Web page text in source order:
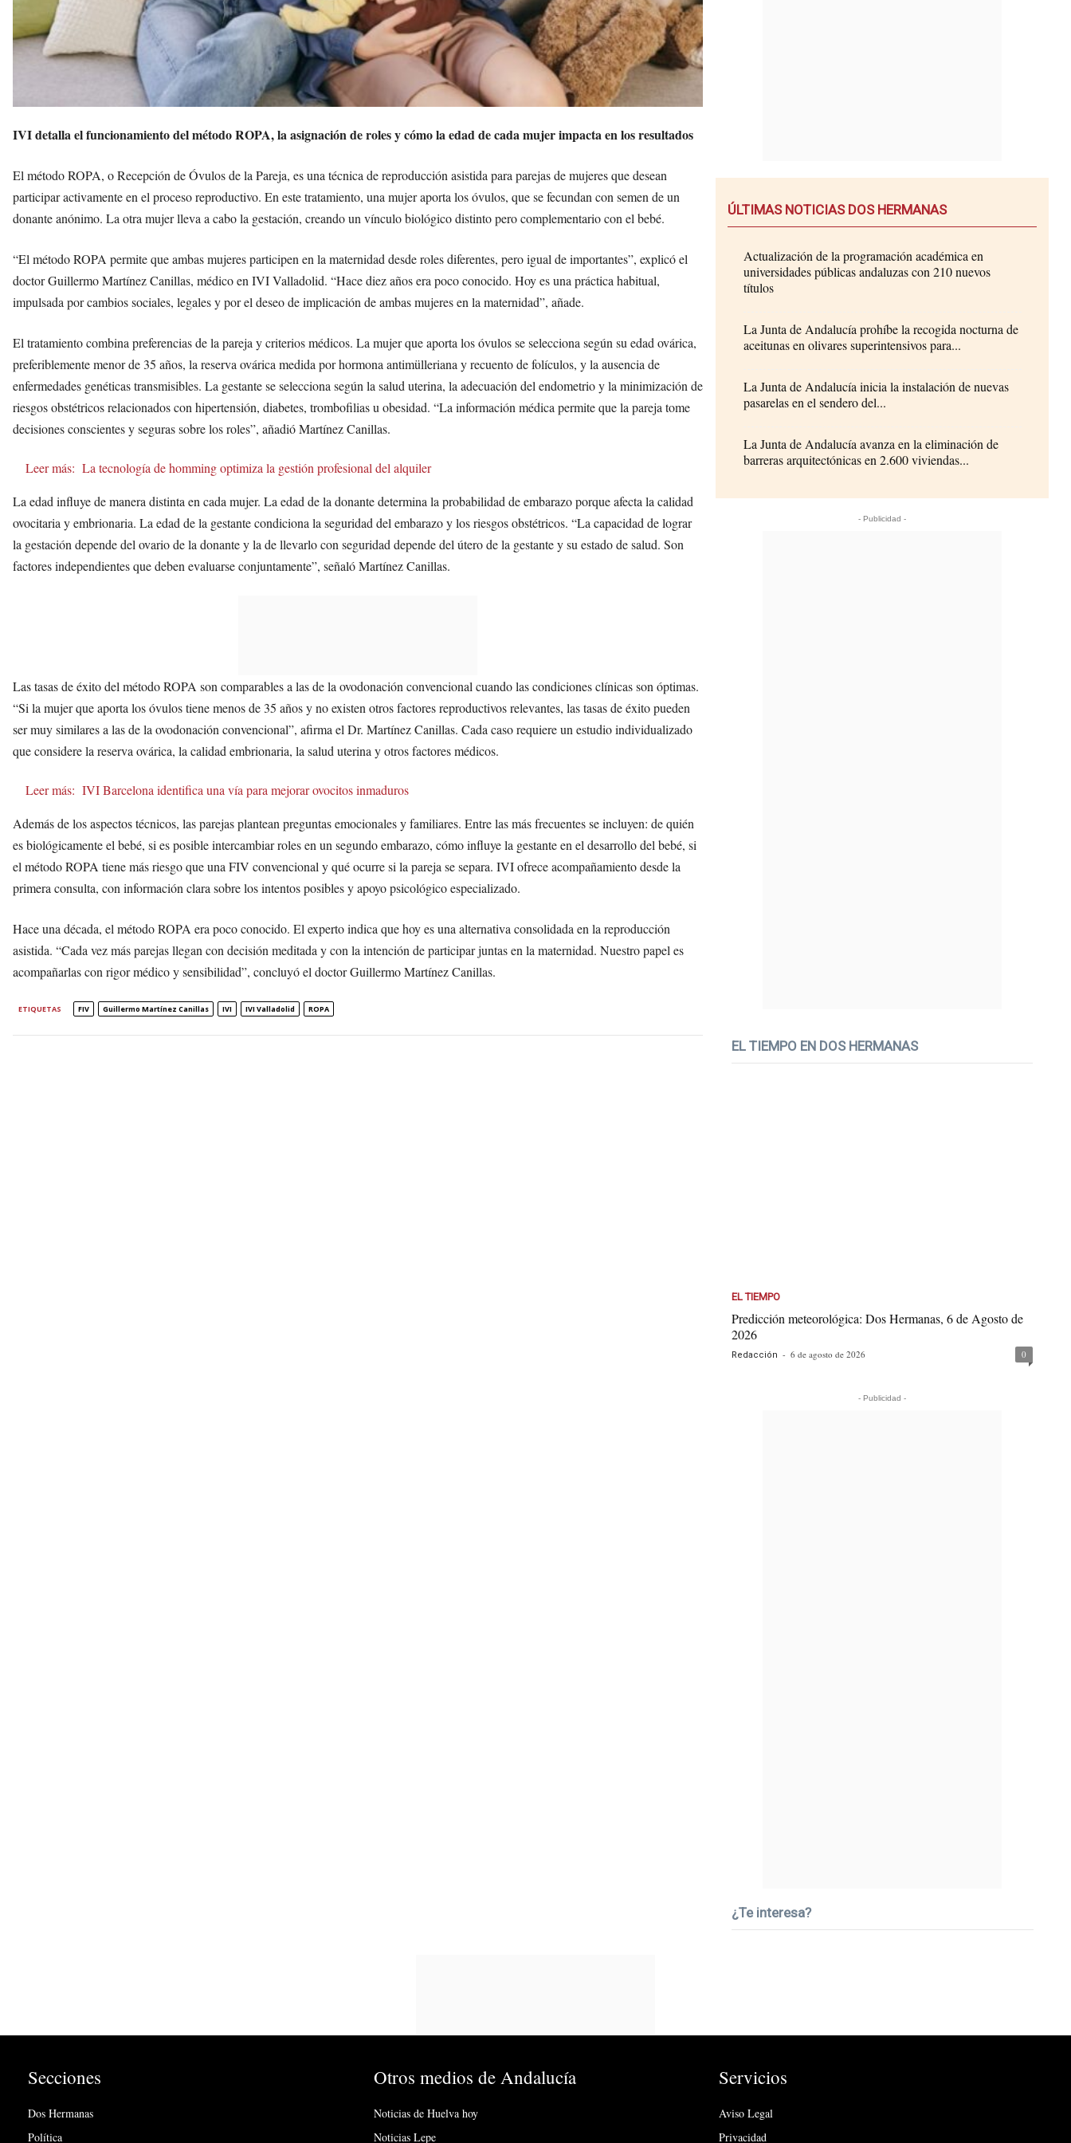
IVI detalla el funcionamiento del método ROPA, la asignación de roles y cómo la edad de cada mujer impacta en los resultados
El método ROPA, o Recepción de Óvulos de la Pareja, es una técnica de reproducción asistida para parejas de mujeres que desean
participar activamente en el proceso reproductivo. En este tratamiento, una mujer aporta los óvulos, que se fecundan con semen de un
donante anónimo. La otra mujer lleva a cabo la gestación, creando un vínculo biológico distinto pero complementario con el bebé.
“El método ROPA permite que ambas mujeres participen en la maternidad desde roles diferentes, pero igual de importantes”, explicó el
doctor Guillermo Martínez Canillas, médico en IVI Valladolid. “Hace diez años era poco conocido. Hoy es una práctica habitual,
impulsada por cambios sociales, legales y por el deseo de implicación de ambas mujeres en la maternidad”, añade.
El tratamiento combina preferencias de la pareja y criterios médicos. La mujer que aporta los óvulos se selecciona según su edad ovárica,
preferiblemente menor de 35 años, la reserva ovárica medida por hormona antimülleriana y recuento de folículos, y la ausencia de
enfermedades genéticas transmisibles. La gestante se selecciona según la salud uterina, la adecuación del endometrio y la minimización de
riesgos obstétricos relacionados con hipertensión, diabetes, trombofilias u obesidad. “La información médica permite que la pareja tome
decisiones conscientes y seguras sobre los roles”, añadió Martínez Canillas.
Leer más: La tecnología de homming optimiza la gestión profesional del alquiler
La edad influye de manera distinta en cada mujer. La edad de la donante determina la probabilidad de embarazo porque afecta la calidad
ovocitaria y embrionaria. La edad de la gestante condiciona la seguridad del embarazo y los riesgos obstétricos. “La capacidad de lograr
la gestación depende del ovario de la donante y la de llevarlo con seguridad depende del útero de la gestante y su estado de salud. Son
factores independientes que deben evaluarse conjuntamente”, señaló Martínez Canillas.
Las tasas de éxito del método ROPA son comparables a las de la ovodonación convencional cuando las condiciones clínicas son óptimas.
“Si la mujer que aporta los óvulos tiene menos de 35 años y no existen otros factores reproductivos relevantes, las tasas de éxito pueden
ser muy similares a las de la ovodonación convencional”, afirma el Dr. Martínez Canillas. Cada caso requiere un estudio individualizado
que considere la reserva ovárica, la calidad embrionaria, la salud uterina y otros factores médicos.
Leer más: IVI Barcelona identifica una vía para mejorar ovocitos inmaduros
Además de los aspectos técnicos, las parejas plantean preguntas emocionales y familiares. Entre las más frecuentes se incluyen: de quién
es biológicamente el bebé, si es posible intercambiar roles en un segundo embarazo, cómo influye la gestante en el desarrollo del bebé, si
el método ROPA tiene más riesgo que una FIV convencional y qué ocurre si la pareja se separa. IVI ofrece acompañamiento desde la
primera consulta, con información clara sobre los intentos posibles y apoyo psicológico especializado.
Hace una década, el método ROPA era poco conocido. El experto indica que hoy es una alternativa consolidada en la reproducción
asistida. “Cada vez más parejas llegan con decisión meditada y con la intención de participar juntas en la maternidad. Nuestro papel es
acompañarlas con rigor médico y sensibilidad”, concluyó el doctor Guillermo Martínez Canillas.
ETIQUETAS FIV Guillermo Martínez Canillas IVI IVI Valladolid ROPA
ÚLTIMAS NOTICIAS DOS HERMANAS
Actualización de la programación académica en
universidades públicas andaluzas con 210 nuevos
títulos
La Junta de Andalucía prohíbe la recogida nocturna de
aceitunas en olivares superintensivos para...
La Junta de Andalucía inicia la instalación de nuevas
pasarelas en el sendero del...
La Junta de Andalucía avanza en la eliminación de
barreras arquitectónicas en 2.600 viviendas...
- Publicidad -
EL TIEMPO EN DOS HERMANAS
EL TIEMPO
Predicción meteorológica: Dos Hermanas, 6 de Agosto de
2026
Redacción - 6 de agosto de 2026 0
- Publicidad -
¿Te interesa?
Secciones
Dos Hermanas
Política
Otros medios de Andalucía
Noticias de Huelva hoy
Noticias Lepe
Servicios
Aviso Legal
Privacidad